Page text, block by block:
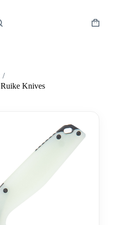
Shopping
/
Ruike Knives